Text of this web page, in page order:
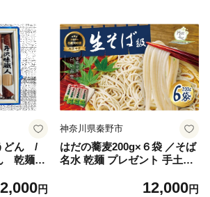
グラス
り物 工
タムメ
製 退職
|
どん /
乾麺
和食 本円
神奈川県秦野市
はだの蕎麦200g×６袋 ／そば
名水 乾麺 プレゼント 手土産
本格 地元産 食品 秦野 天然水
12,000円